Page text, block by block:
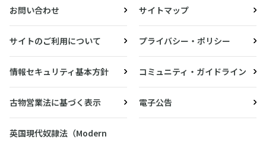
お問い合わせ サイトマップ
サイトのご利用について プライバシー・ポリシー
情報セキュリティ基本方針 コミュニティ・ガイドライン
古物営業法に基づく表示 電子公告
英国現代奴隷法（Modern